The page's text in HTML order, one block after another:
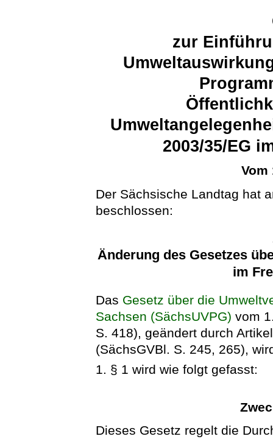
zur
2003/35/EG
Vom
Der Sächsische Landtag hat
beschlossen:
Änderung des Gesetzes
im
Das Gesetz über die
Sachsen (SächsUVPG) vom
S. 418), geändert durch
(SächsGVBl. S. 245, 265),
1. § 1 wird wie folgt gefasst:
Dieses Gesetz regelt die